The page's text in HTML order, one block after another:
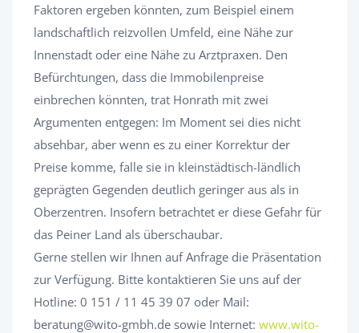
Faktoren ergeben könnten, zum Beispiel einem
landschaftlich reizvollen Umfeld, eine Nähe zur
Innenstadt oder eine Nähe zu Arztpraxen. Den
Befürchtungen, dass die Immobilenpreise
einbrechen könnten, trat Honrath mit zwei
Argumenten entgegen: Im Moment sei dies nicht
absehbar, aber wenn es zu einer Korrektur der
Preise komme, falle sie in kleinstädtisch-ländlich
geprägten Gegenden deutlich geringer aus als in
Oberzentren. Insofern betrachtet er diese Gefahr für
das Peiner Land als überschaubar.
Gerne stellen wir Ihnen auf Anfrage die Präsentation
zur Verfügung. Bitte kontaktieren Sie uns auf der
Hotline: 0 151 / 11 45 39 07 oder Mail:
beratung@wito-gmbh.de sowie Internet: www.wito-